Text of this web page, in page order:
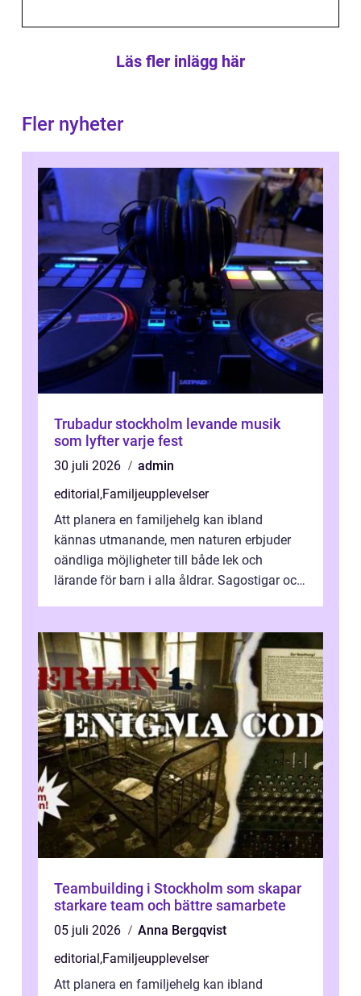
Läs fler inlägg här
Fler nyheter
Trubadur stockholm levande musik
som lyfter varje fest
30 juli 2026
admin
editorial ,Familjeupplevelser
Att planera en familjehelg kan ibland
kännas utmanande, men naturen erbjuder
oändliga möjligheter till både lek och
lärande för barn i alla åldrar. Sagostigar och
Teambuilding i Stockholm som skapar
starkare team och bättre samarbete
05 juli 2026
Anna Bergqvist
editorial ,Familjeupplevelser
Att planera en familjehelg kan ibland